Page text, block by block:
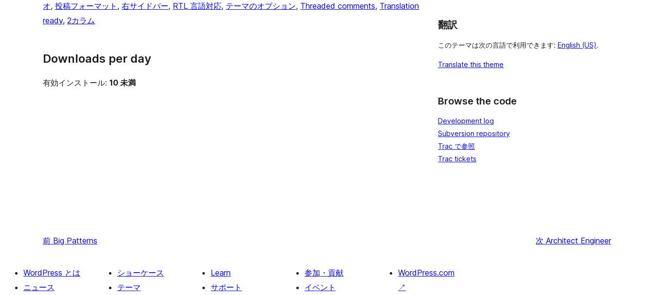
オ, 投稿フォーマット , 右サイドバー, RTL 言語対応, テーマのオプション, Threaded comments, Translation
ready, 2カラム
Downloads per day
有効インストール: 10 未満
翻訳
このテーマは次の言語で利用できます: English (US).
Translate this theme
Browse the code
Development log
Subversion repository
Trac で参照
Trac tickets
前 Big Patterns 次 Architect Engineer
WordPress とは
ニュース
ショーケース
テーマ
Learn
サポート
参加・貢献
イベント
WordPress.com
↗